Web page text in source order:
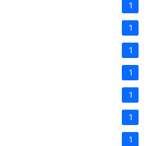
1
1
1
1
1
1
1